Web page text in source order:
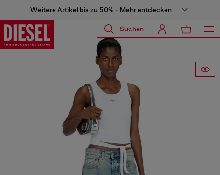
Weitere Artikel bis zu 50% - Mehr entdecken
Suchen